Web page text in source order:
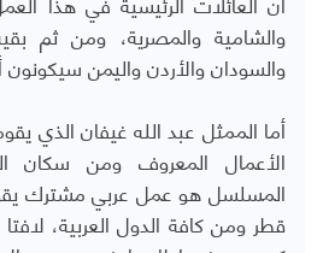
والشامية والمصرية، ومن ثم
والسودان والأردن واليمن سيكونون
أما الممثل عبد الله غيفان الذي
الأعمال المعروف ومن سكان
المسلسل هو عمل عربي مشترك
قطر ومن كافة الدول العربية،